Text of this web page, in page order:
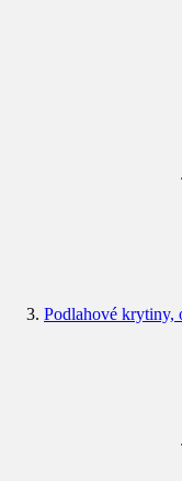
Podlahové krytiny,